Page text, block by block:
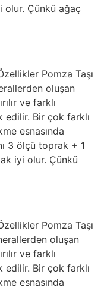
olur. Çünkü ağaç
Pomza Taşı
oluşan
ve farklı
edilir. Bir çok farklı
esnasında
3 ölçü toprak + 1
iyi olur. Çünkü
Pomza Taşı
oluşan
ve farklı
edilir. Bir çok farklı
esnasında